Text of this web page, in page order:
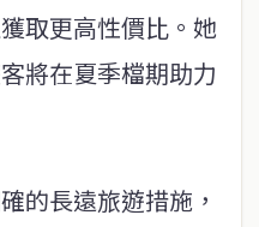
取更高性價比。她
將在夏季檔期助力
的長遠旅遊措施，